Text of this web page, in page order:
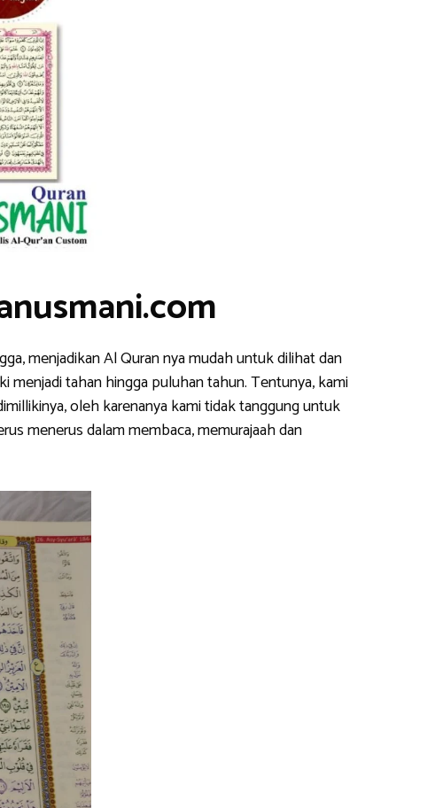
menjadikan Al Quran nya mudah untuk dilihat dan
menjadi tahan hingga puluhan tahun. Tentunya, kami
oleh karenanya kami tidak tanggung untuk
menerus dalam membaca, memurajaah dan